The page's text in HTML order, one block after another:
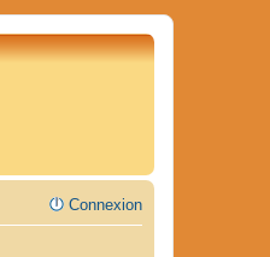
Connexion